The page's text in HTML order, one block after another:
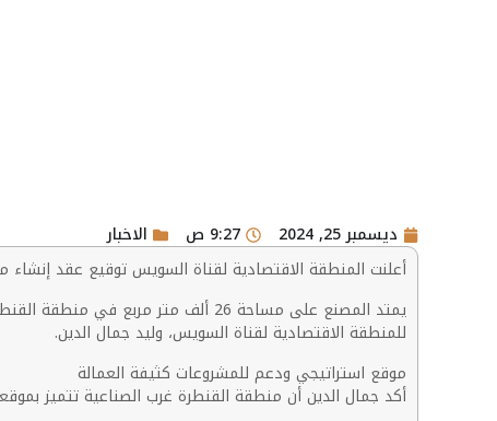
ديسمبر 25, 2024 9:27 ص
الاخبار
أعلنت المنطقة الاقتصادية لقناة السويس توقيع عقد إنشاء مصنع
للمنطقة الاقتصادية لقناة السويس، وليد جمال الدين.
موقع استراتيجي ودعم للمشروعات كثيفة العمالة
أكد جمال الدين أن منطقة القنطرة غرب الصناعية تتميز